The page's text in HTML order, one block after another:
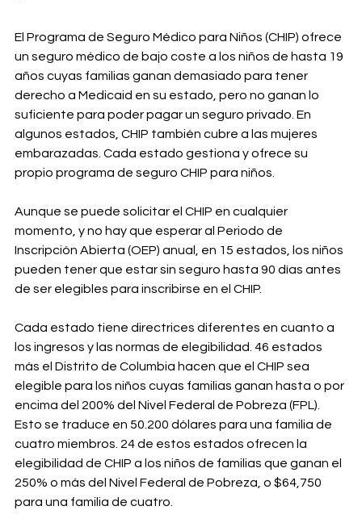
El Programa de Seguro Médico para Niños (CHIP) ofrece
un seguro médico de bajo coste a los niños de hasta 19
años cuyas familias ganan demasiado para tener
derecho a Medicaid en su estado, pero no ganan lo
suficiente para poder pagar un seguro privado. En
algunos estados, CHIP también cubre a las mujeres
embarazadas. Cada estado gestiona y ofrece su
propio programa de seguro CHIP para niños.
Aunque se puede solicitar el CHIP en cualquier
momento, y no hay que esperar al Periodo de
Inscripción Abierta (OEP) anual, en 15 estados, los niños
pueden tener que estar sin seguro hasta 90 días antes
de ser elegibles para inscribirse en el CHIP.
Cada estado tiene directrices diferentes en cuanto a
los ingresos y las normas de elegibilidad. 46 estados
más el Distrito de Columbia hacen que el CHIP sea
elegible para los niños cuyas familias ganan hasta o por
encima del 200% del Nivel Federal de Pobreza (FPL).
Esto se traduce en 50.200 dólares para una familia de
cuatro miembros. 24 de estos estados ofrecen la
elegibilidad de CHIP a los niños de familias que ganan el
250% o más del Nivel Federal de Pobreza, o $64,750
para una familia de cuatro.